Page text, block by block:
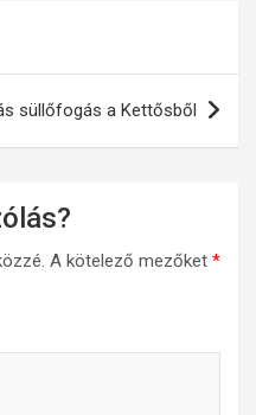
süllőfogás a Kettősből
A kötelező mezőket *